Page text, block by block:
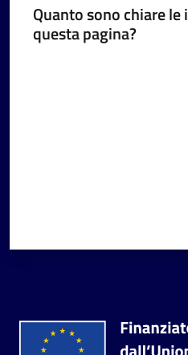
Quanto sono chiare
questa pagina?